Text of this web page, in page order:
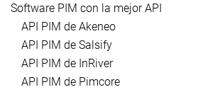
Software PIM con la mejor API
API PIM de Akeneo
API PIM de Salsify
API PIM de InRiver
API PIM de Pimcore